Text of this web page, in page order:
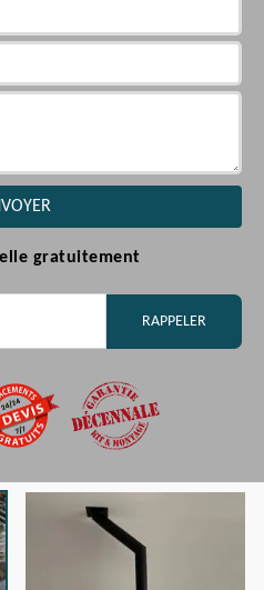
gratuitement